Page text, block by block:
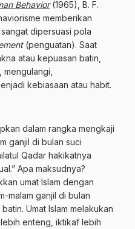
Behavior (1965), B. F.
memberikan
dipersuasi pola
(penguatan). Saat
atau kepuasan batin,
kebiasaan atau habit.
dalam rangka mengkaji
ganjil di bulan suci
Qadar hakikatnya
Apa maksudnya?
umat Islam dengan
malam ganjil di bulan
Umat Islam melakukan
enteng, iktikaf lebih